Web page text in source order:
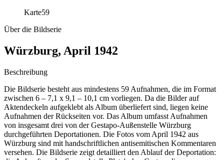
Karte59
Über die Bildserie
Würzburg, April 1942
Beschreibung
Die Bildserie besteht aus mindestens 59 Aufnahmen, die im Format
zwischen 6 – 7,1 x 9,1 – 10,1 cm vorliegen. Da die Bilder auf
Aktendeckeln aufgeklebt als Album überliefert sind, liegen keine
Aufnahmen der Rückseiten vor. Das Album umfasst Aufnahmen
von insgesamt drei von der Gestapo-Außenstelle Würzburg
durchgeführten Deportationen. Die Fotos vom April 1942 aus
Würzburg sind mit handschriftlichen antisemitischen Kommentaren
versehen. Die Bildserie zeigt detailliert den Ablauf der Deportation: